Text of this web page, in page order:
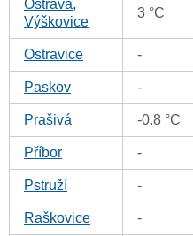
Ostrava,
Výškovice
3 °C
Ostravice -
Paskov -
Prašivá -0.8 °C
Příbor -
Pstruží -
Raškovice -